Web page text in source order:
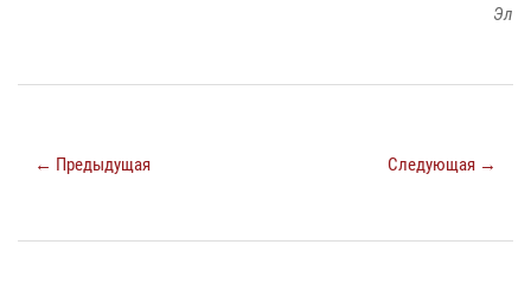
Эл
← Предыдущая Следующая →